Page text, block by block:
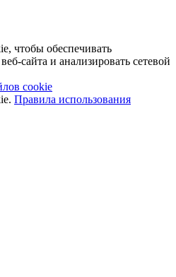
чтобы обеспечивать
сайта и анализировать сетевой
cookie
Правила использования